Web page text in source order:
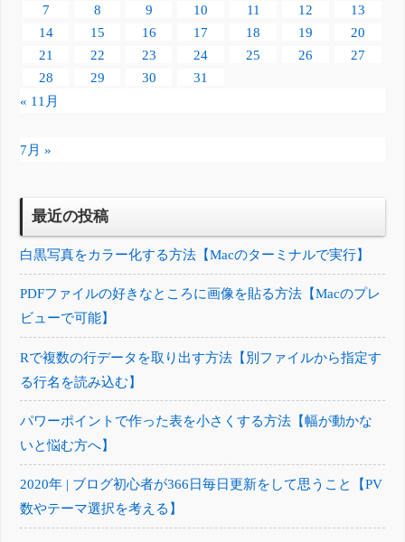
7
8 9 10 11 12
13
14
15 16 17 18 19
20
21
22 23 24 25 26
27
28
29 30
31
« 11月
7月 »
最近の投稿
白黒写真をカラー化する方法【Macのターミナルで実行】
PDFファイルの好きなところに画像を貼る方法【Macのプレ
ビューで可能】
Rで複数の行データを取り出す方法【別ファイルから指定す
る行名を読み込む】
パワーポイントで作った表を小さくする方法【幅が動かな
いと悩む方へ】
2020年 | ブログ初心者が366日毎日更新をして思うこと【PV
数やテーマ選択を考える】